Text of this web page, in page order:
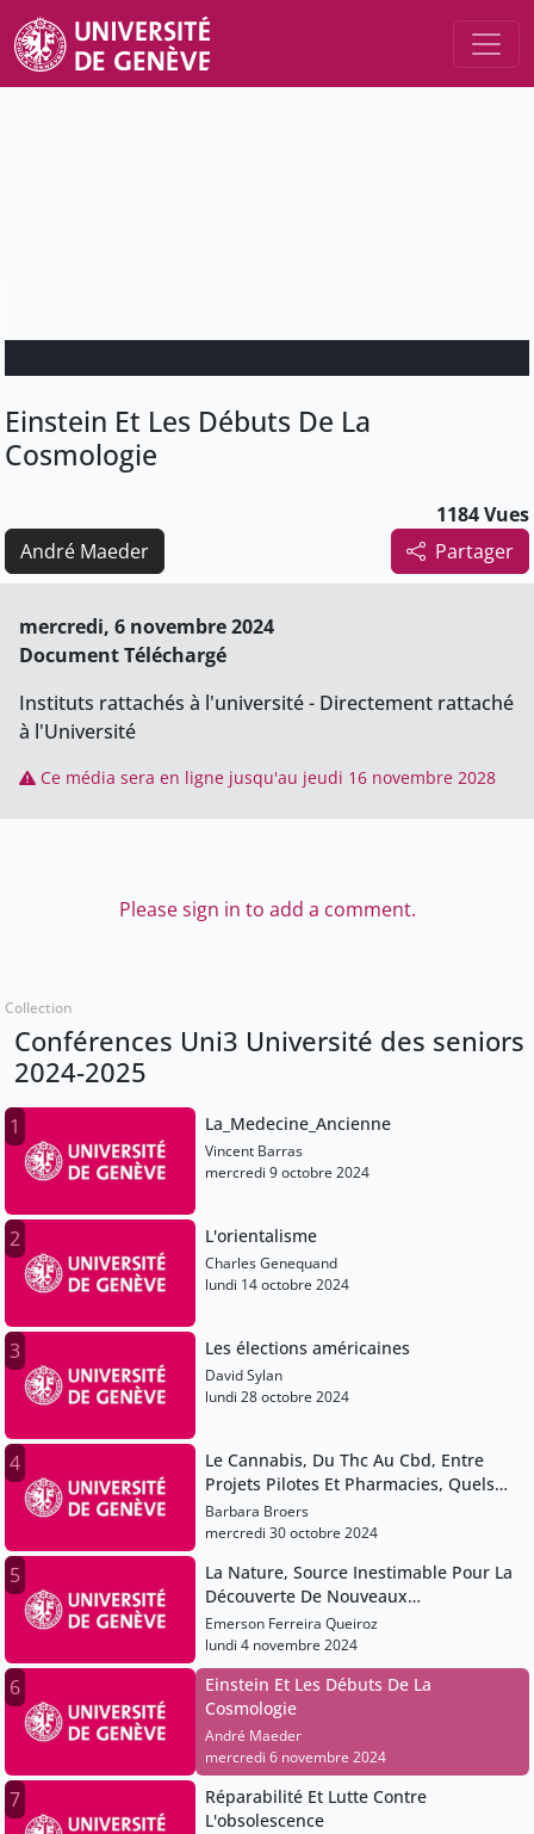
Einstein Et Les Débuts De La
Cosmologie
1184 Vues
Partager
André Maeder
mercredi, 6 novembre 2024
Document Téléchargé
Instituts rattachés à l'université - Directement rattaché
à l'Université
Ce média sera en ligne jusqu'au jeudi 16 novembre 2028
Please sign in to add a comment.
Collection
Conférences Uni3 Université des seniors
2024-2025
1 La_Medecine_Ancienne
Vincent Barras
mercredi 9 octobre 2024
2 L'orientalisme
Charles Genequand
lundi 14 octobre 2024
3 Les élections américaines
David Sylan
lundi 28 octobre 2024
4
Le Cannabis, Du Thc Au Cbd, Entre
Projets Pilotes Et Pharmacies, Quels
Usages
Barbara Broers
mercredi 30 octobre 2024
5
La Nature, Source Inestimable Pour La
Découverte De Nouveaux
Médicaments
Emerson Ferreira Queiroz
lundi 4 novembre 2024
6
Einstein Et Les Débuts De La
Cosmologie
André Maeder
mercredi 6 novembre 2024
7
Réparabilité Et Lutte Contre
L'obsolescence